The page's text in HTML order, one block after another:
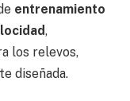
entrenamiento
,
los relevos,
diseñada.